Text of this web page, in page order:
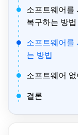
소프트웨어를
복구하는 방법
소프트웨어를
는 방법
소프트웨어
결론